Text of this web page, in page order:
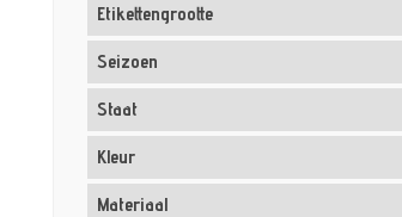
Etikettengrootte
Seizoen
Staat
Kleur
Materiaal